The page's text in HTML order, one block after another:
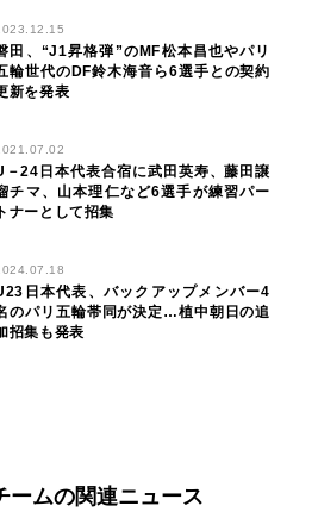
田、“J1昇格弾”のMF松本昌也やパリ
輪世代のDF鈴木海音ら6選手との契約
新を発表
－24日本代表合宿に武田英寿、藤田譲
チマ、山本理仁など6選手が練習パー
トナーとして招集
日本代表、バックアップメンバー4
のパリ五輪帯同が決定…植中朝日の追
招集も発表
ームの関連ニュース